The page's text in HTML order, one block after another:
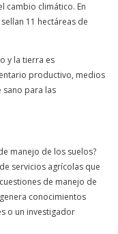
cambio climático. En
11 hectáreas de
y la tierra es
productivo, medios
sano para las
manejo de los suelos?
servicios agrícolas que
de manejo de
conocimientos
o un investigador